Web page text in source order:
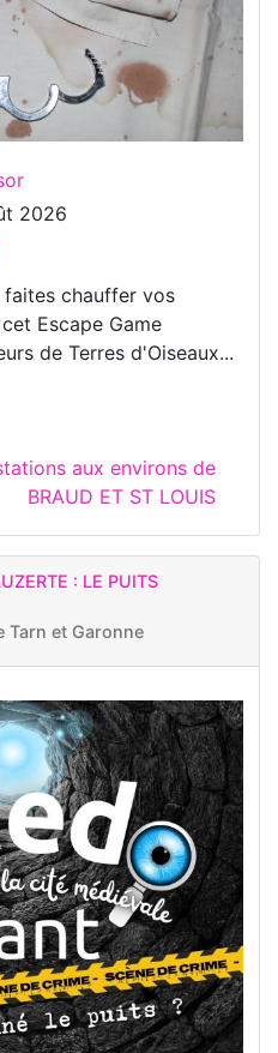
2026
faites chauffer vos
Escape Game
de Terres d'Oiseaux...
aux environs de
BRAUD ET ST LOUIS
: LE PUITS
Tarn et Garonne